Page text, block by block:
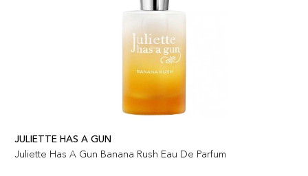
JULIETTE HAS A GUN
Juliette Has A Gun Banana Rush Eau De Parfum